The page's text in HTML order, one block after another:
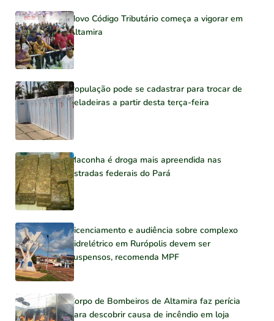
Novo Código Tributário começa a vigorar em
Altamira
População pode se cadastrar para trocar de
geladeiras a partir desta terça-feira
Maconha é droga mais apreendida nas
estradas federais do Pará
Licenciamento e audiência sobre complexo
hidrelétrico em Rurópolis devem ser
suspensos, recomenda MPF
Corpo de Bombeiros de Altamira faz perícia
para descobrir causa de incêndio em loja